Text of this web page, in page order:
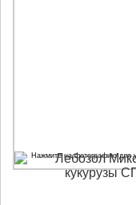
Нажмите на фотографию для